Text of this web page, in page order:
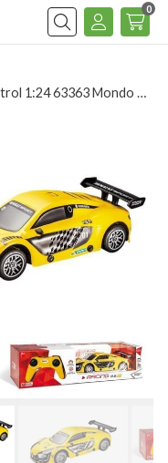
Buscar
0
Coche Rally Renault RS 01 Radio Control 1:24 63363 Mondo Motors